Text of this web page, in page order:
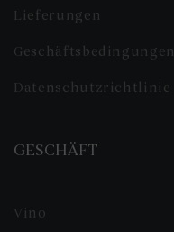
Lieferungen
Geschäftsbedingungen
Datenschutzrichtlinie
GESCHÄFT
Vino